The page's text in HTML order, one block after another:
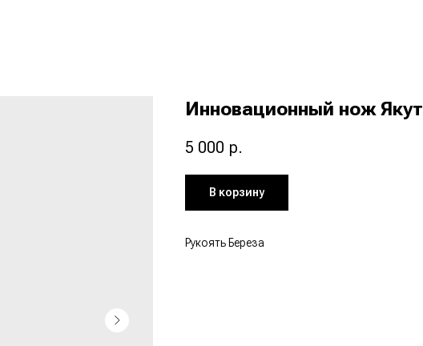
Инновационный нож Якут
5 000 р.
В корзину
Рукоять Береза